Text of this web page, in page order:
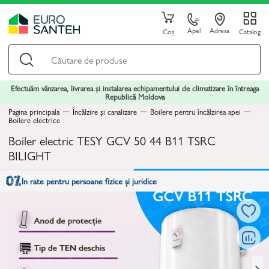
Coș Apel Adresa Catalog
Efectuăm vânzarea, livrarea și instalarea echipamentului de climatizare în întreaga
Republică Moldova
Pagina principala
Încălzire și canalizare Boilere pentru încălzirea apei
Boilere electrice
Boiler electric TESY GCV 50 44 B11 TSRC
BILIGHT
In rate pentru persoane fizice și juridice